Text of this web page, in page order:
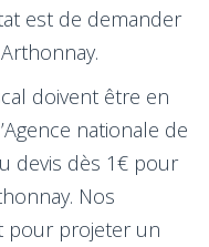
est de demander
doivent être en
nationale de
devis dès 1€ pour
Nos
pour projeter un